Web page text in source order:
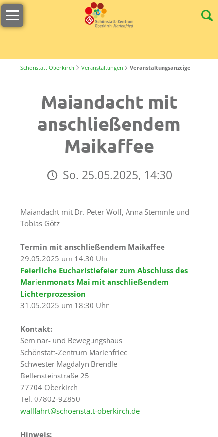
Navigation
überspringen
Willkommen
s
´Lädele
Terrasse
Unser
Nachhaltigkeit
Tagungsräume
Verpflegung
Tagungspauschalen
&
Preise
&
Lage
Anfrage
Feste
Kapellen
Schönstatt Oberkirch Veranstaltungen Veranstaltungsanzeige
Maiandacht mit
anschließendem
Maikaffee
So. 25.05.2025, 14:30
Maiandacht mit Dr. Peter Wolf, Anna Stemmle und
Tobias Götz
Termin mit anschließendem Maikaffee
29.05.2025 um 14:30 Uhr
Feierliche Eucharistiefeier zum Abschluss des
Marienmonats Mai mit anschließendem
Lichterprozession
31.05.2025 um 18:30 Uhr
Kontakt:
Seminar- und Bewegungshaus
Schönstatt-Zentrum Marienfried
Schwester Magdalyn Brendle
Bellensteinstraße 25
77704 Oberkirch
Tel. 07802-92850
wallfahrt@schoenstatt-oberkirch.de
Hinweis: